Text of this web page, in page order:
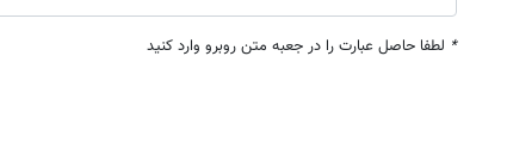
* لطفا حاصل عبارت را در جعبه متن روبرو وارد کنید